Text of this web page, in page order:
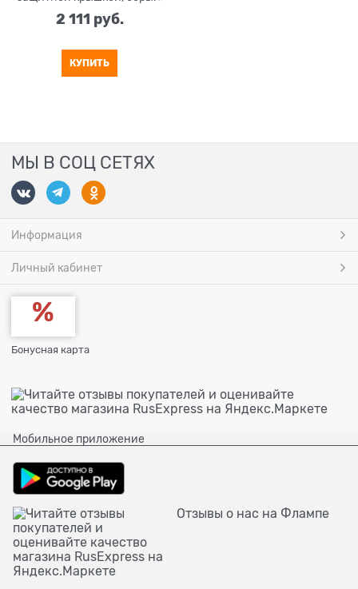
черный
2 111 руб.
КУПИТЬ
МЫ В СОЦ СЕТЯХ
Информация
Личный кабинет
Бонусная карта
Мобильное приложение
Отзывы о нас на Флампе